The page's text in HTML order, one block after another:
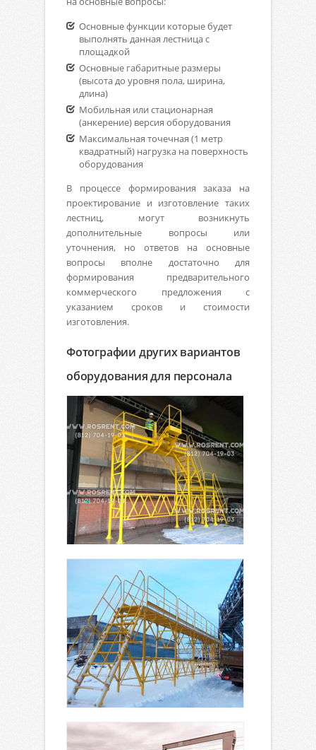
Основные функции которые будет
выполнять данная лестница с
площадкой
Основные габаритные размеры
(высота до уровня пола, ширина,
длина)
Мобильная или стационарная
(анкерение) версия оборудования
Максимальная точечная (1 метр
квадратный) нагрузка на поверхность
оборудования
В процессе формирования заказа на
проектирование и изготовление таких
лестниц, могут возникнуть
дополнительные вопросы или
уточнения, но ответов на основные
вопросы вполне достаточно для
формирования предварительного
коммерческого предложения с
указанием сроков и стоимости
изготовления.
Фотографии других вариантов
оборудования для персонала